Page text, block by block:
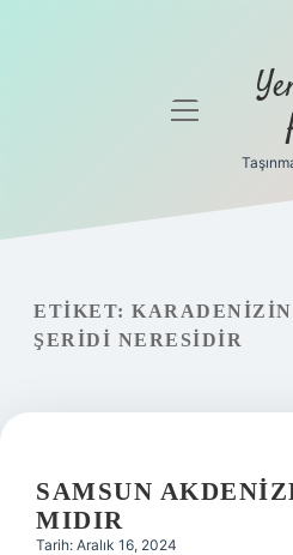
Gizlilik
Yasal Uyarı
menüyü
ETIKET:
ŞERIDI NERESIDIR
SAMSUN
MIDIR
Tarih: Aralık 16, 2024